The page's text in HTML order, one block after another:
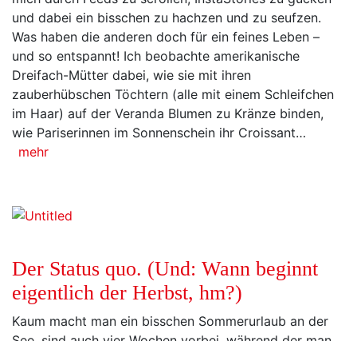
und dabei ein bisschen zu hachzen und zu seufzen.
Was haben die anderen doch für ein feines Leben –
und so entspannt! Ich beobachte amerikanische
Dreifach-Mütter dabei, wie sie mit ihren
zauberhübschen Töchtern (alle mit einem Schleifchen
im Haar) auf der Veranda Blumen zu Kränze binden,
wie Pariserinnen im Sonnenschein ihr Croissant…
mehr
Der Status quo. (Und: Wann beginnt
eigentlich der Herbst, hm?)
Kaum macht man ein bisschen Sommerurlaub an der
See, sind auch vier Wochen vorbei, während der man